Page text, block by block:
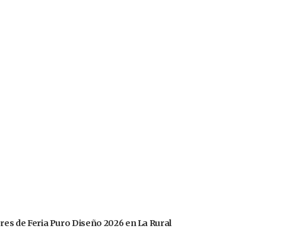
de Feria Puro Diseño 2026 en La Rural